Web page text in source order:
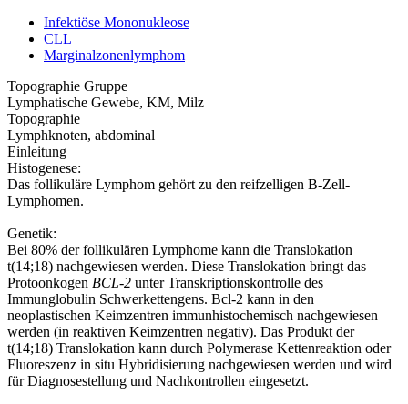
Infektiöse Mononukleose
CLL
Marginalzonenlymphom
Topographie Gruppe
Lymphatische Gewebe, KM, Milz
Topographie
Lymphknoten, abdominal
Einleitung
Histogenese:
Das follikuläre Lymphom gehört zu den reifzelligen B-Zell-
Lymphomen.
Genetik:
Bei 80% der follikulären Lymphome kann die Translokation
t(14;18) nachgewiesen werden. Diese Translokation bringt das
Protoonkogen BCL-2 unter Transkriptionskontrolle des
Immunglobulin Schwerkettengens. Bcl-2 kann in den
neoplastischen Keimzentren immunhistochemisch nachgewiesen
werden (in reaktiven Keimzentren negativ). Das Produkt der
t(14;18) Translokation kann durch Polymerase Kettenreaktion oder
Fluoreszenz in situ Hybridisierung nachgewiesen werden und wird
für Diagnosestellung und Nachkontrollen eingesetzt.